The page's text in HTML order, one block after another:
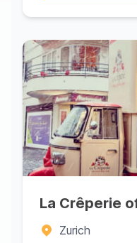
La Crêperie
Zurich